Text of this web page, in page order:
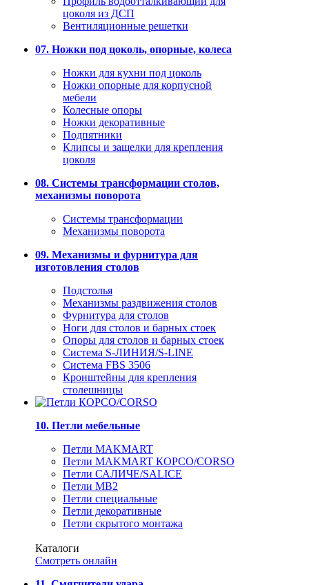
цоколя из ДСП
Вентиляционные решетки
07. Ножки под цоколь, опорные, колеса
Ножки для кухни под цоколь
Ножки опорные для корпусной
мебели
Колесные опоры
Ножки декоративные
Подпятники
Клипсы и защелки для крепления
цоколя
08. Системы трансформации столов,
механизмы поворота
Системы трансформации
Механизмы поворота
09. Механизмы и фурнитура для
изготовления столов
Подстолья
Механизмы раздвижения столов
Фурнитура для столов
Ноги для столов и барных стоек
Опоры для столов и барных стоек
Система S-ЛИНИЯ/S-LINE
Система FBS 3506
Кронштейны для крепления
столешницы
10. Петли мебельные
Петли MAKMART
Петли MAKMART КОРСО/CORSO
Петли САЛИЧЕ/SALICE
Петли MB2
Петли специальные
Петли декоративные
Петли скрытого монтажа
Каталоги
Смотреть онлайн